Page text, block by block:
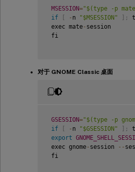
MSESSION="$(type -p
if
- n "$MSESSION" ;
exec mate- session
fi
对于 GNOME Classic 桌面
GSESSION="$(type -p
if
- n "$GSESSION" ;
export
exec gnome- session --
fi